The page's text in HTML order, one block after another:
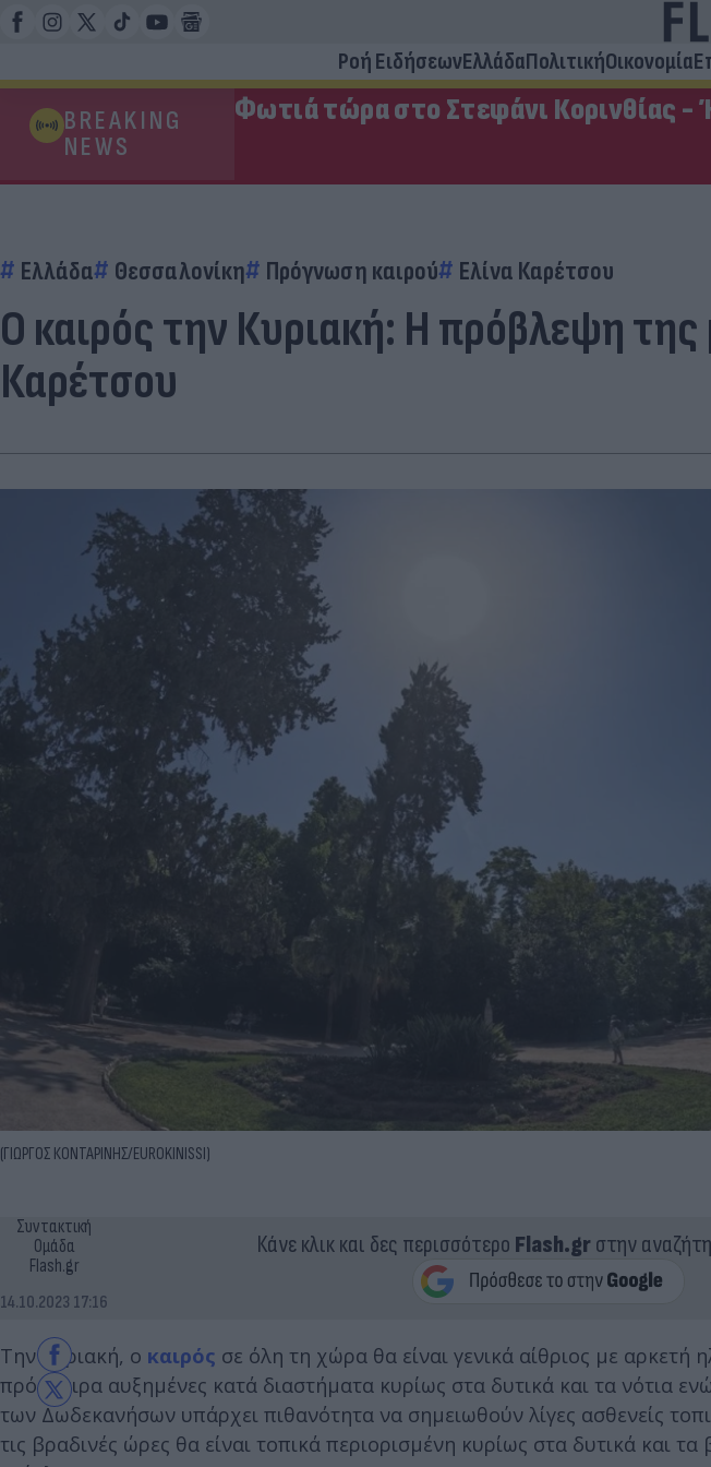
Ροή ΕιδήσεωνΕλλάδαΠολιτικήΟικονομία
BREAKING
NEWS
Φωτιά τώρα στο Στεφάνι Κορινθίας
Ελλάδα Θεσσαλονίκη Πρόγνωση καιρού Ελίνα Καρέτσου
O καιρός την Κυριακή: Η πρόβλεψη
Καρέτσου
(ΓΙΩΡΓΟΣ ΚΟΝΤΑΡΙΝΗΣ/EUROKINISSI)
Συντακτική
Ομάδα
Flash.gr
14.10.2023 17:16
Κάνε κλικ και δες περισσότερο Flash.grστην
Την Κυριακή, ο καιρός σε όλη τη χώρα θα είναι γενικά αίθριος με αρκετή
πρόσκαιρα αυξημένες κατά διαστήματα κυρίως στα δυτικά και τα νότια
των Δωδεκανήσων υπάρχει πιθανότητα να σημειωθούν λίγες ασθενείς
τις βραδινές ώρες θα είναι τοπικά περιορισμένη κυρίως στα δυτικά και